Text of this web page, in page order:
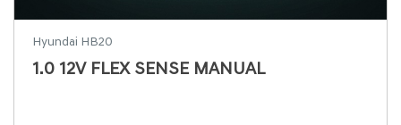
Hyundai HB20
1.0 12V FLEX SENSE MANUAL